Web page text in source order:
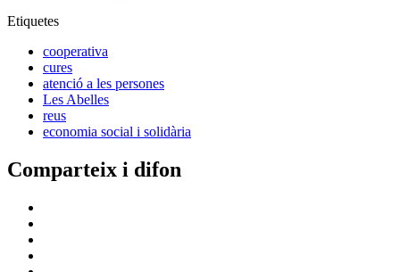
Etiquetes
cooperativa
cures
atenció a les persones
Les Abelles
reus
economia social i solidària
Comparteix i difon